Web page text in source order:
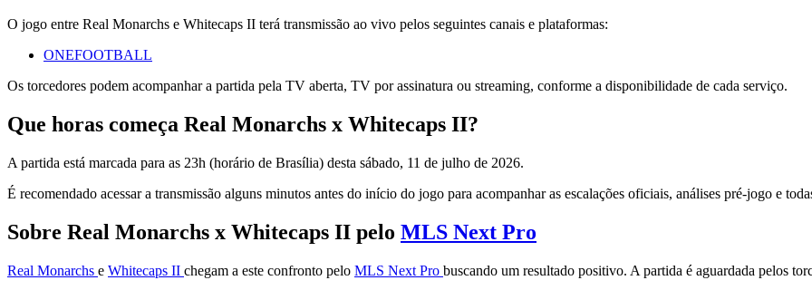
O jogo entre Real Monarchs e Whitecaps II terá transmissão ao vivo pelos seguintes canais e plataformas:
ONEFOOTBALL
Os torcedores podem acompanhar a partida pela TV aberta, TV por assinatura ou streaming, conforme a disponibilidade de cada serviço.
Que horas começa Real Monarchs x Whitecaps II?
A partida está marcada para as 23h (horário de Brasília) desta sábado, 11 de julho de 2026.
É recomendado acessar a transmissão alguns minutos antes do início do jogo para acompanhar as escalações oficiais, análises pré-jogo e
Sobre Real Monarchs x Whitecaps II pelo MLS Next Pro
Real Monarchs e Whitecaps II chegam a este confronto pelo MLS Next Pro buscando um resultado positivo. A partida é aguardada pelos